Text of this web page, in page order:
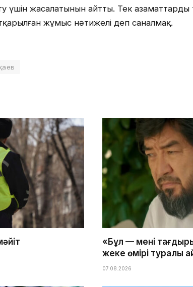
үшін жасалатынын айтты. Тек
жұмыс нәтижелі деп саналмақ.
«Бұл — менің
жеке өмірі туралы
07.08.2026